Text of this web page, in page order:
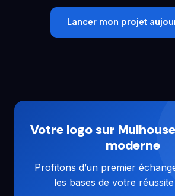
Lancer mon projet
Votre logo sur
moderne
Profitons d’un premier
les bases de votre